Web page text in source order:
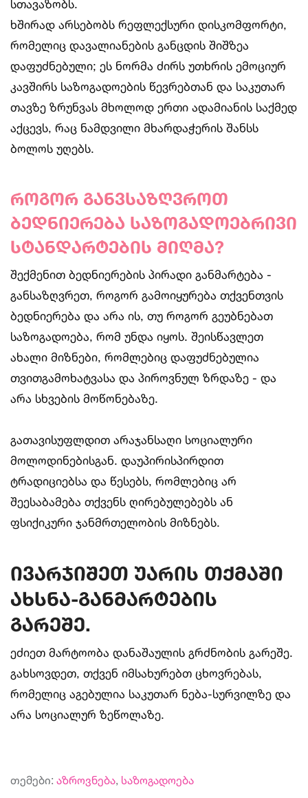
სთავაზობს.
ხშირად არსებობს რეფლექსური დისკომფორტი,
რომელიც დავალიანების განცდის შიშზეა
დაფუძნებული; ეს ნორმა ძირს უთხრის ემოციურ
კავშირს საზოგადოების წევრებთან და საკუთარ
თავზე ზრუნვას მხოლოდ ერთი ადამიანის საქმედ
აქცევს, რაც ნამდვილი მხარდაჭერის შანსს
ბოლოს უღებს.
როგორ განვსაზღვროთ
ბედნიერება საზოგადოებრივი
სტანდარტების მიღმა?
შექმენით ბედნიერების პირადი განმარტება -
განსაზღვრეთ, როგორ გამოიყურება თქვენთვის
ბედნიერება და არა ის, თუ როგორ გეუბნებათ
საზოგადოება, რომ უნდა იყოს. შეისწავლეთ
ახალი მიზნები, რომლებიც დაფუძნებულია
თვითგამოხატვასა და პიროვნულ ზრდაზე - და
არა სხვების მოწონებაზე.
გათავისუფლდით არაჯანსაღი სოციალური
მოლოდინებისგან. დაუპირისპირდით
ტრადიციებსა და წესებს, რომლებიც არ
შეესაბამება თქვენს ღირებულებებს ან
ფსიქიკური ჯანმრთელობის მიზნებს.
ივარჯიშეთ უარის თქმაში
ახსნა-განმარტების
გარეშე.
ეძიეთ მარტოობა დანაშაულის გრძნობის გარეშე.
გახსოვდეთ, თქვენ იმსახურებთ ცხოვრებას,
რომელიც აგებულია საკუთარ ნება-სურვილზე და
არა სოციალურ ზეწოლაზე.
თემები: აზროვნება, საზოგადოება